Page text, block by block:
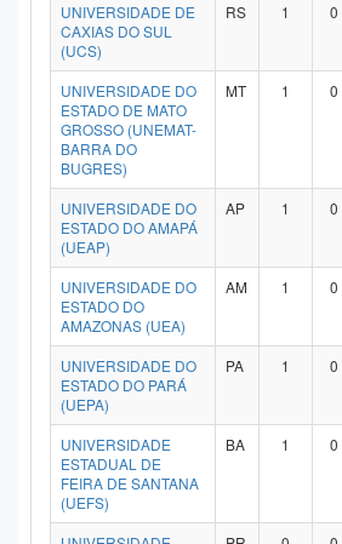
UNIVERSIDADE DE
CAXIAS DO SUL
(UCS)
RS 1 0
UNIVERSIDADE DO
ESTADO DE MATO
GROSSO (UNEMAT-
BARRA DO
BUGRES)
MT 1 0
UNIVERSIDADE DO
ESTADO DO AMAPÁ
(UEAP)
AP 1 0
UNIVERSIDADE DO
ESTADO DO
AMAZONAS (UEA)
AM 1 0
UNIVERSIDADE DO
ESTADO DO PARÁ
(UEPA)
PA 1 0
UNIVERSIDADE
ESTADUAL DE
FEIRA DE SANTANA
(UEFS)
BA 1 0